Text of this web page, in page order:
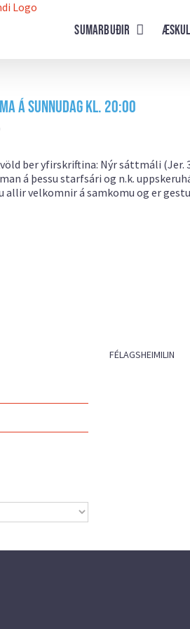
Sumarbuðir
á sunnudag kl. 20:00
ber yfirskriftina: Nýr sáttmáli
á þessu starfsári og n.k.
allir velkomnir á samkomu og er
FÉLAGSHEIMILIN